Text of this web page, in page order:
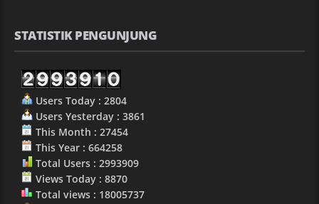
STATISTIK PENGUNJUNG
Users Today : 2804
Users Yesterday : 3861
This Month : 27454
This Year : 664258
Total Users : 2993909
Views Today : 8870
Total views : 18005737